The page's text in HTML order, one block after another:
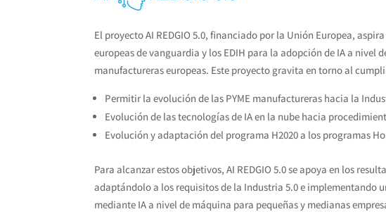
El proyecto AI REDGIO 5.0, financiado por la Unión Europea,
europeas de vanguardia y los EDIH para la adopción de IA a nivel
manufactureras europeas. Este proyecto gravita en torno al
Permitir la evolución de las PYME manufactureras hacia la
Evolución de las tecnologías de IA en la nube hacia
Evolución y adaptación del programa H2020 a los programas
Para alcanzar estos objetivos, AI REDGIO 5.0 se apoya en los
adaptándolo a los requisitos de la Industria 5.0 e
mediante IA a nivel de máquina para pequeñas y medianas